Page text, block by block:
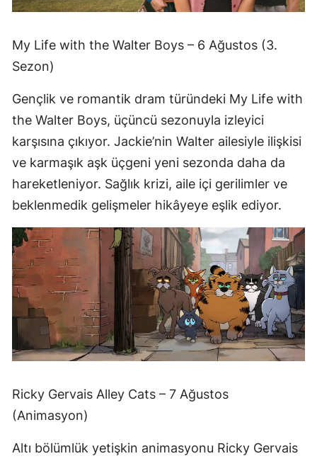
My Life with the Walter Boys – 6 Ağustos (3.
Sezon)
Gençlik ve romantik dram türündeki My Life with
the Walter Boys, üçüncü sezonuyla izleyici
karşısına çıkıyor. Jackie’nin Walter ailesiyle ilişkisi
ve karmaşık aşk üçgeni yeni sezonda daha da
hareketleniyor. Sağlık krizi, aile içi gerilimler ve
beklenmedik gelişmeler hikâyeye eşlik ediyor.
Ricky Gervais Alley Cats – 7 Ağustos
(Animasyon)
Altı bölümlük yetişkin animasyonu Ricky Gervais